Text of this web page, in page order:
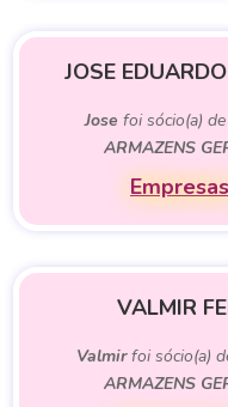
JOSE
Jose foi sócio(a) de
ARMAZENS
VALMIR
Valmirfoi sócio(a)
ARMAZENS